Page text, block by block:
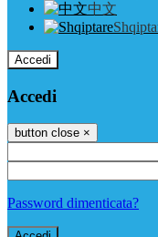
中文
Accedi
Accedi
button close ×
Password dimenticata?